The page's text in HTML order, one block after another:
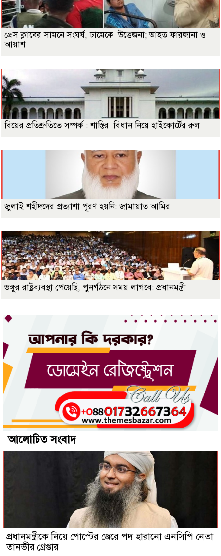
প্রেস ক্লাবের সামনে সংঘর্ষ, ঢামেকে উত্তেজনা; আহত ফারজানা ও
আয়াশ
বিয়ের প্রতিশ্রুতিতে সম্পর্ক : শাস্তির বিধান নিয়ে হাইকোর্টের রুল
জুলাই শহীদদের প্রত্যাশা পূরণ হয়নি: জামায়াত আমির
ভঙ্গুর রাষ্ট্রব্যবস্থা পেয়েছি, পুনর্গঠনে সময় লাগবে: প্রধানমন্ত্রী
আলোচিত সংবাদ
প্রধানমন্ত্রীকে নিয়ে পোস্টের জেরে পদ হারানো এনসিপি নেতা
তানভীর গ্রেপ্তার